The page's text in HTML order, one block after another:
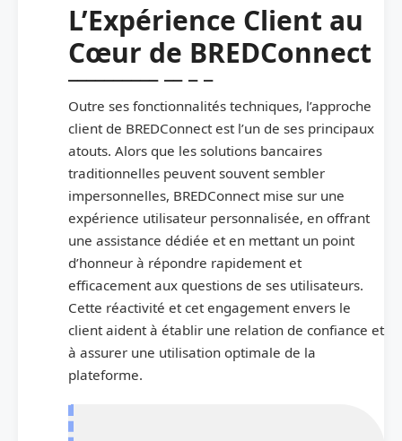
L’Expérience Client au
Cœur de BREDConnect
Outre ses fonctionnalités techniques, l’approche
client de BREDConnect est l’un de ses principaux
atouts. Alors que les solutions bancaires
traditionnelles peuvent souvent sembler
impersonnelles, BREDConnect mise sur une
expérience utilisateur personnalisée, en offrant
une assistance dédiée et en mettant un point
d’honneur à répondre rapidement et
efficacement aux questions de ses utilisateurs.
Cette réactivité et cet engagement envers le
client aident à établir une relation de confiance et
à assurer une utilisation optimale de la
plateforme.